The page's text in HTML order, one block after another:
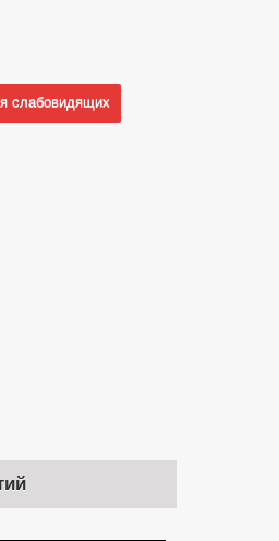
слабовидящих